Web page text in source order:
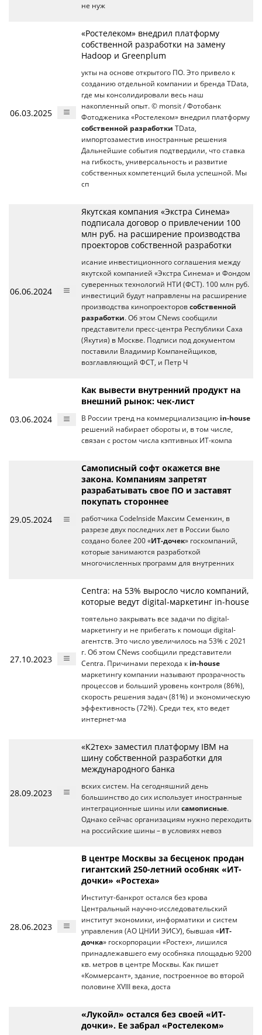
не нуж
06.03.2025
«Ростелеком» внедрил платформу
собственной разработки на замену
Hadoop и Greenplum
укты на основе открытого ПО. Это привело к
созданию отдельной компании и бренда TData,
где мы консолидировали весь наш
накопленный опыт. © monsit / Фотобанк
Фотодженика «Ростелеком» внедрил платформу
собственной разработки TData,
импортозаместив иностранные решения
Дальнейшие события подтвердили, что ставка
на гибкость, универсальность и развитие
собственных компетенций была успешной. Мы
сп
06.06.2024
Якутская компания «Экстра Синема»
подписала договор о привлечении 100
млн руб. на расширение производства
проекторов собственной разработки
исание инвестиционного соглашения между
якутской компанией «Экстра Синема» и Фондом
суверенных технологий НТИ (ФСТ). 100 млн руб.
инвестиций будут направлены на расширение
производства кинопроекторов собственной
разработки. Об этом CNews сообщили
представители пресс-центра Республики Саха
(Якутия) в Москве. Подписи под документом
поставили Владимир Компанейщиков,
возглавляющий ФСТ, и Петр Ч
03.06.2024
Как вывести внутренний продукт на
внешний рынок: чек-лист
В России тренд на коммерциализацию in-house
решений набирает обороты и, в том числе,
связан с ростом числа кэп­тив­ных ИТ-ком­па
29.05.2024
Самописный софт окажется вне
закона. Компаниям запретят
разрабатывать свое ПО и заставят
покупать стороннее
работчика CodeInside Максим Семенкин, в
разрезе двух последних лет в России было
создано более 200 «ИТ-дочек» госкомпаний,
которые занимаются разработкой
многочисленных программ для внутренних
27.10.2023
Centra: на 53% выросло число компаний,
которые ведут digital-маркетинг in-house
тоятельно закрывать все задачи по digital-
маркетингу и не прибегать к помощи digital-
агентств. Это число увеличилось на 53% с 2021
г. Об этом CNews сообщили представители
Centra. Причинами перехода к in-house
маркетингу компании называют прозрачность
процессов и больший уровень контроля (86%),
скорость решения задач (81%) и экономическую
эффективность (72%). Среди тех, кто ведет
интернет-ма
28.09.2023
«К2тех» заместил платформу IBM на
шину собственной разработки для
международного банка
вских систем. На сегодняшний день
большинство до сих использует иностранные
интеграционные шины или самописные.
Однако сейчас организациям нужно переходить
на российские шины – в условиях невоз
28.06.2023
В центре Москвы за бесценок продан
гигантский 250-летний особняк «ИТ-
дочки» «Ростеха»
Институт-банкрот остался без крова
Центральный научно-исследовательский
институт экономики, информатики и систем
управления (АО ЦНИИ ЭИСУ), бывшая «ИТ-
дочка» госкорпорации «Ростех», лишился
принадлежавшего ему особняка площадью 9200
кв. метров в центре Москвы. Как пишет
«Коммерсант», здание, построенное во второй
половине XVIII века, доста
«Лукойл» остался без своей «ИТ-
дочки». Ее забрал «Ростелеком»